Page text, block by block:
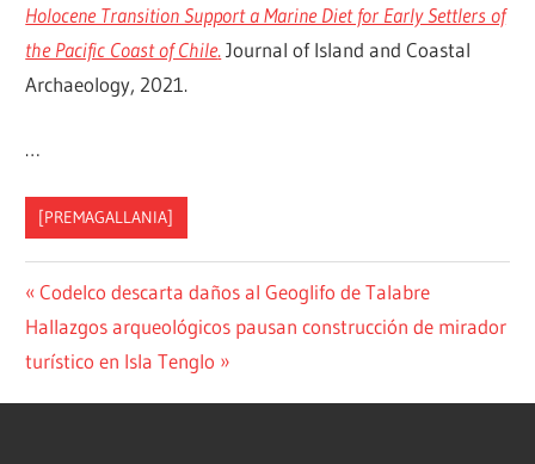
Holocene Transition Support a Marine Diet for Early Settlers of
the Pacific Coast of Chile.Journal of Island and Coastal
Archaeology, 2021.
…
[PREMAGALLANIA]
Post
navigation
Previous
Post:
Codelco descarta daños al Geoglifo de Talabre
Next
Post:
Hallazgos arqueológicos pausan construcción de mirador
turístico en Isla Tenglo